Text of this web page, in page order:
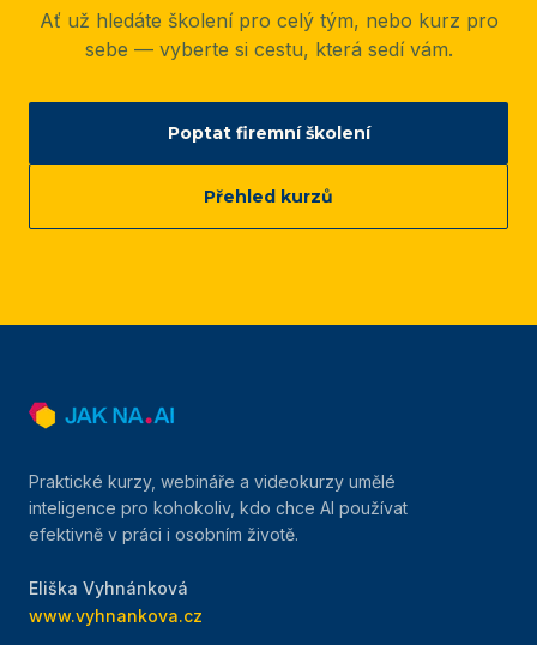
Ať už hledáte školení pro celý tým, nebo kurz pro
sebe — vyberte si cestu, která sedí vám.
Poptat firemní školení
Přehled kurzů
Praktické kurzy, webináře a videokurzy umělé
inteligence pro kohokoliv, kdo chce AI používat
efektivně v práci i osobním životě.
Eliška Vyhnánková
www.vyhnankova.cz